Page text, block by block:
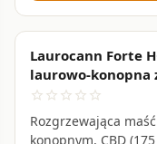
Laurocann Forte
laurowo-konopna
star_border star_border star_border star_border star_border
Rozgrzewająca
konopnym, CBD